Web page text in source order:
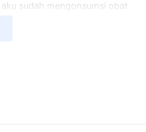
sudah mengonsumsi obat
hingga membuat jantungku
perlahan muncul